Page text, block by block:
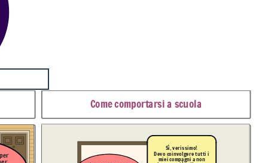
Come comportarsi a scuola
Sì, verissimo!
Devo coinvolgere tutti i
miei compagni a non